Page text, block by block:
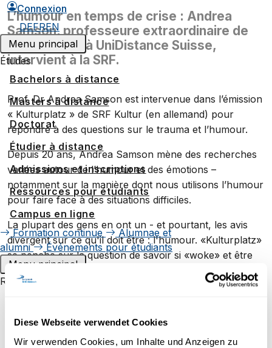
Diese Webseite verwendet Cookies
Wir verwenden Cookies, um Inhalte und Anzeigen zu
Connexion
DEFREN
Menu principal
Études
Bachelors à distance
Masters à distance
Doctorat
Étudier à distance
Admissions et inscriptions
Ressources pour étudiants
Campus en ligne
Formation continue
Alumnae et
alumni
Événements pour étudiants
Menu principal
Recherche
Projets de recherche au sein
L’humour en temps de crise : Andrea
Samson, professeure extraordinaire de
psychologie à UniDistance Suisse,
intervient à la SRF.
Prof. Dr Andrea Samson est intervenue dans l’émission
« Kulturplatz » de SRF Kultur (en allemand) pour
répondre à des questions sur le trauma et l’humour.
Depuis 20 ans, Andrea Samson mène des recherches
variées autour de l’humour et des émotions –
notamment sur la manière dont nous utilisons l’humour
pour faire face à des situations difficiles.
La plupart des gens en ont un - et pourtant, les avis
divergent sur ce qu'il doit être : l'humour. «Kulturplatz»
se penche sur la question de savoir si «woke» et être
drôle vont de pair, pourquoi le théâtre d'improvisation
est forcément co-mixte et comment l'humour peut